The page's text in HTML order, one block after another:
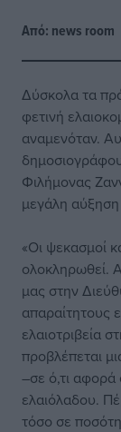
Από: news room
Δύσκολα τα
φετινή
αναμενόταν.
Φιλήμονας
μεγάλη αύξηση
«Οι ψεκασμοί
ολοκληρωθεί.
μας στην
απαραίτητους
ελαιοτριβεία
προβλέπεται
–σε ό,τι
ελαιόλαδου.
τόσο σε